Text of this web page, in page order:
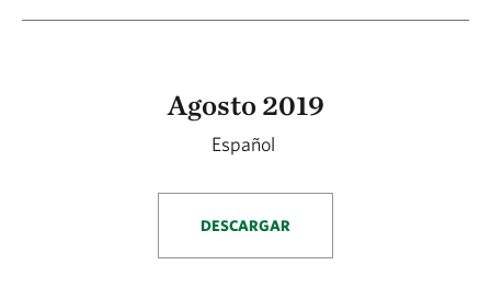
Agosto 2019
Español
DESCARGAR